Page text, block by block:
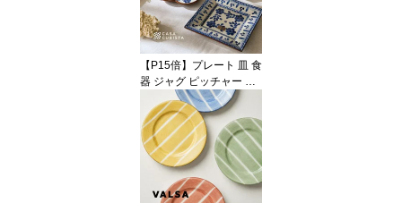
【P15倍】プレート 皿 食
器 ジャグ ピッチャー 花
瓶 フラワーベース 花柄
フラワーモチーフ 陶器
テラコッタ ブルー 青 ホ
ワイト 白 テーブルウェ
ア おしゃれ かわいい 輸
入食器 海外インテリア
輸入 インポート 直輸入